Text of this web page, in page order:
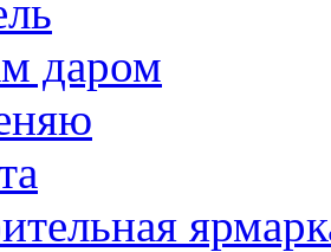
даром